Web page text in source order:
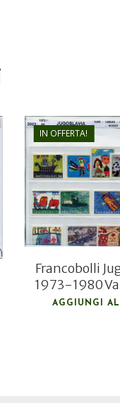
IN OFFERTA!
€
Francobolli
1973-1980
AGGIUNGI